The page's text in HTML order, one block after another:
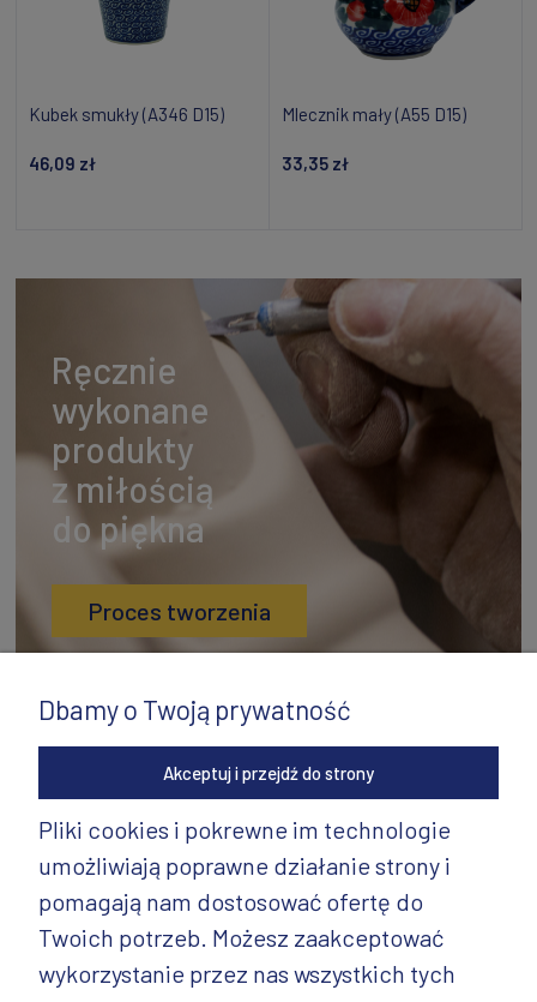
Kubek smukły (A346 D15)
46,09 zł
Mlecznik mały (A55 D15)
33,35 zł
Ręcznie
wykonane
produkty
z miłością
do piękna
Proces tworzenia
INFORMACJE
PRODUKTY CD.
Dbamy o Twoją prywatność
Akceptuj i przejdź do strony
Pliki cookies i pokrewne im technologie
umożliwiają poprawne działanie strony i
pomagają nam dostosować ofertę do
Twoich potrzeb. Możesz zaakceptować
wykorzystanie przez nas wszystkich tych